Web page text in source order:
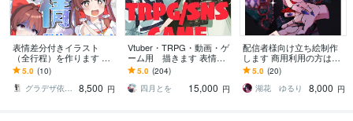
表情差分付きイラスト
（全行程）を作ります 配
信にオススメ！演出に合
わせたイラストを全行程
お作りします！
5.0 (10)
グラデザ依頼 ※活動名（グラデザねっこ）
8,500 円
Vtuber・TRPG・動画・ゲ
ーム用 描きます 表情差
分2枚無料付き（腰上～全
身制作の場合）
5.0 (204)
四月とを
15,000 円
配信者様向け立ち絵制作
します 商用利用の方はこ
ちらをご覧ください
5.0 (20)
湖花 ゆるり
8,000 円